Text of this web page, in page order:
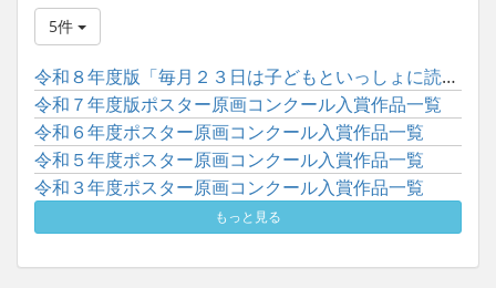
5件
令和８年度版「毎月２３日は子どもといっしょに読書の日」ポスタ...
令和７年度版ポスター原画コンクール入賞作品一覧
令和６年度ポスター原画コンクール入賞作品一覧
令和５年度ポスター原画コンクール入賞作品一覧
令和３年度ポスター原画コンクール入賞作品一覧
もっと見る